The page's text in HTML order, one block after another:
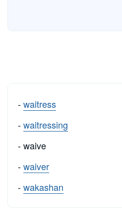
-waitress
-waitressing
- waive
-waiver
-wakashan